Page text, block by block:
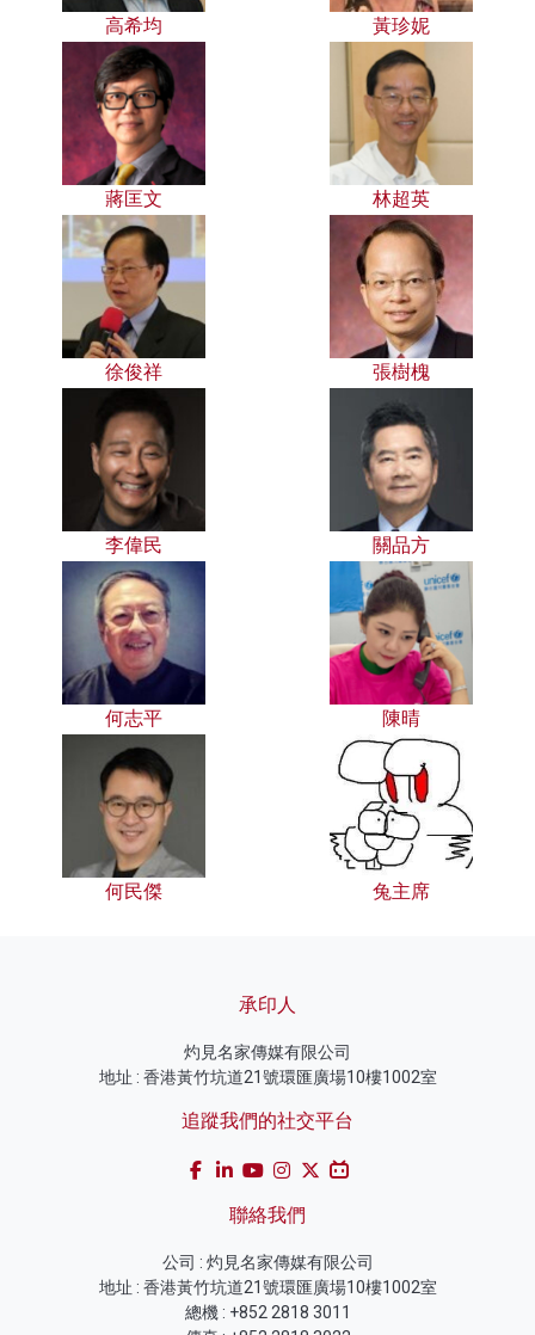
高希均 黃珍妮
蔣匡文 林超英
徐俊祥 張樹槐
李偉民 關品方
何志平 陳晴
何民傑 兔主席
承印人
灼見名家傳媒有限公司
地址 : 香港黃竹坑道21號環匯廣場10樓1002室
追蹤我們的社交平台
聯絡我們
公司 : 灼見名家傳媒有限公司
地址 : 香港黃竹坑道21號環匯廣場10樓1002室
總機 : +852 2818 3011